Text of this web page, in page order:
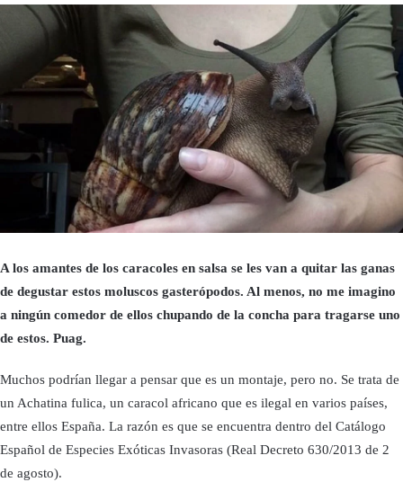
A los amantes de los caracoles en salsa se les van a quitar las ganas
de degustar estos moluscos gasterópodos. Al menos, no me imagino
a ningún comedor de ellos chupando de la concha para tragarse uno
de estos. Puag.
Muchos podrían llegar a pensar que es un montaje, pero no. Se trata de
un Achatina fulica, un caracol africano que es ilegal en varios países,
entre ellos España. La razón es que se encuentra dentro del Catálogo
Español de Especies Exóticas Invasoras (Real Decreto 630/2013 de 2
de agosto).